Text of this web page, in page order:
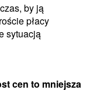
by ją
płacy
sytuacją
cen to mniejsza